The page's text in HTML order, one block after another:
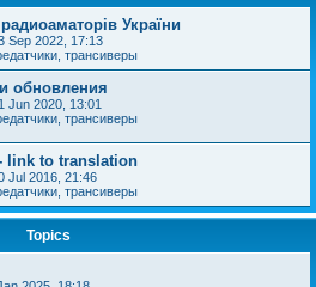
України
Sep 2022, 17:13
трансиверы
обновления
Jun 2020, 13:01
трансиверы
link to translation
Jul 2016, 21:46
трансиверы
Topics